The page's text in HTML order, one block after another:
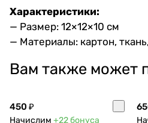
Характеристики:
— Размер: 12×12×10 см
— Материалы: картон,
Вам также может
450 ₽
Начислим +22бонуса